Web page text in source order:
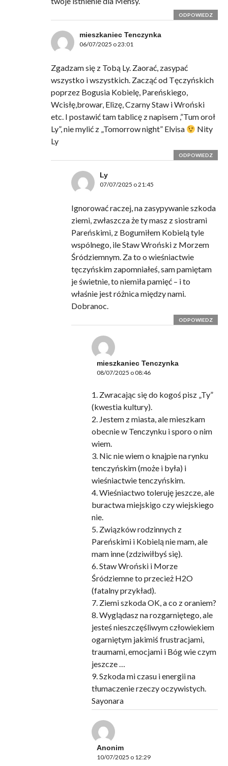
ODPOWIEDZ
mieszkaniec Tenczynka
06/07/2025 o 23:01
Zgadzam się z Tobą Ly. Zaorać, zasypać
wszystko i wszystkich. Zacząć od Tęczyńskich
poprzez Bogusia Kobielę, Pareńskiego,
Wcisłę,browar, Elizę, Czarny Staw i Wroński
etc. I postawić tam tablicę z napisem ,”Tum oroł
Ly”, nie mylić z „Tomorrow night” Elvisa
Nity
Ly
ODPOWIEDZ
Ly
07/07/2025 o 21:45
Ignorować raczej, na zasypywanie szkoda
ziemi, zwłaszcza że ty masz z siostrami
Pareńskimi, z Bogumiłem Kobielą tyle
wspólnego, ile Staw Wroński z Morzem
Śródziemnym. Za to o wieśniactwie
tęczyńskim zapomniałeś, sam pamiętam
je świetnie, to niemiła pamięć – i to
właśnie jest różnica między nami.
Dobranoc.
ODPOWIEDZ
mieszkaniec Tenczynka
08/07/2025 o 08:46
1. Zwracając się do kogoś pisz „Ty”
(kwestia kultury).
2. Jestem z miasta, ale mieszkam
obecnie w Tenczynku i sporo o nim
wiem.
3. Nic nie wiem o knajpie na rynku
tenczyńskim (może i była) i
wieśniactwie tenczyńskim.
4. Wieśniactwo toleruję jeszcze, ale
buractwa miejskigo czy wiejskiego
nie.
5. Związków rodzinnych z
Pareńskimi i Kobielą nie mam, ale
mam inne (zdziwiłbyś się).
6. Staw Wroński i Morze
Śródziemne to przecież H2O
(fatalny przykład).
7. Ziemi szkoda OK, a co z oraniem?
8. Wyglądasz na rozgarniętego, ale
jesteś nieszczęśliwym człowiekiem
ogarniętym jakimiś frustracjami,
traumami, emocjami i Bóg wie czym
jeszcze …
9. Szkoda mi czasu i energii na
tłumaczenie rzeczy oczywistych.
Sayonara
Anonim
10/07/2025 o 12:29